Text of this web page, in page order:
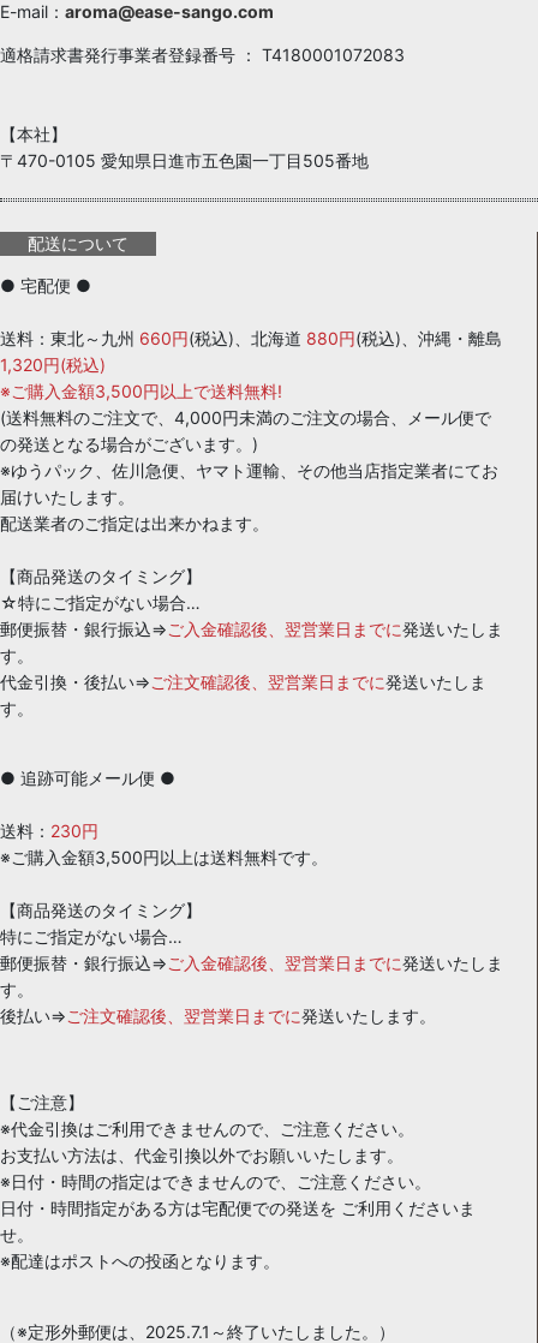
E-mail： aroma@ease-sango.com
適格請求書発行事業者登録番号 ： T4180001072083
【本社】
〒470-0105 愛知県日進市五色園一丁目505番地
配送について
● 宅配便 ●
送料：東北～九州 660円(税込)、北海道 880円(税込)、沖縄・離島
1,320円(税込)
※ご購入金額3,500円以上で送料無料!
(送料無料のご注文で、4,000円未満のご注文の場合、メール便で
の発送となる場合がございます。)
※ゆうパック、佐川急便、ヤマト運輸、その他当店指定業者にてお
届けいたします。
配送業者のご指定は出来かねます。
【商品発送のタイミング】
☆特にご指定がない場合…
郵便振替・銀行振込⇒ご入金確認後、翌営業日までに発送いたしま
す。
代金引換・後払い⇒ご注文確認後、翌営業日までに発送いたしま
す。
● 追跡可能メール便 ●
送料： 230円
※ご購入金額3,500円以上は送料無料です。
【商品発送のタイミング】
特にご指定がない場合…
郵便振替・銀行振込⇒ご入金確認後、翌営業日までに発送いたしま
す。
後払い⇒ご注文確認後、翌営業日までに発送いたします。
【ご注意】
※代金引換はご利用できませんので、ご注意ください。
お支払い方法は、代金引換以外でお願いいたします。
※日付・時間の指定はできませんので、ご注意ください。
日付・時間指定がある方は宅配便での発送を ご利用くださいま
せ。
※配達はポストへの投函となります。
（※定形外郵便は、2025.7.1～終了いたしました。）